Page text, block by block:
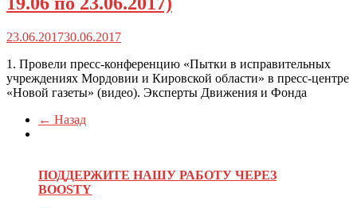
23.06.201730.06.2017
1. Провели пресс-конференцию «Пытки в исправительных
учреждениях Мордовии и Кировской области» в пресс-центре
«Новой газеты» (видео). Эксперты Движения и Фонда
← Назад
ПОДДЕРЖИТЕ НАШУ РАБОТУ ЧЕРЕЗ
BOOSTY